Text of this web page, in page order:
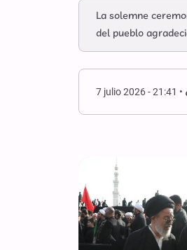
La solemne
del pueblo
7 julio 2026 - 21:41